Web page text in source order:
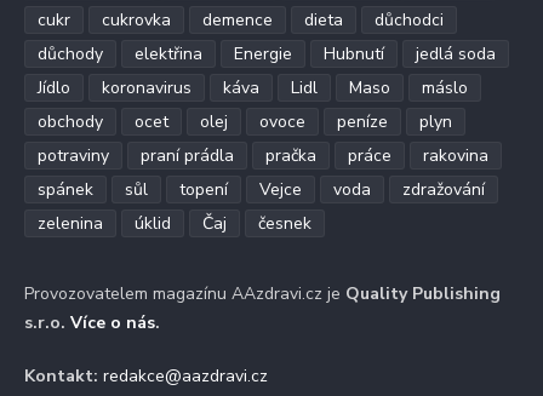
cukr
cukrovka demence dieta
důchodci
důchody
elektřina Energie Hubnutí
jedlá soda
Jídlo
koronavirus káva Lidl Maso
máslo
obchody
ocet olej ovoce peníze
plyn
potraviny
praní prádla pračka práce
rakovina
spánek
sůl topení Vejce voda
zdražování
zelenina
úklid Čaj česnek
Provozovatelem magazínu AAzdravi.cz je Quality Publishing
s.r.o. Více o nás.
Kontakt: redakce@aazdravi.cz